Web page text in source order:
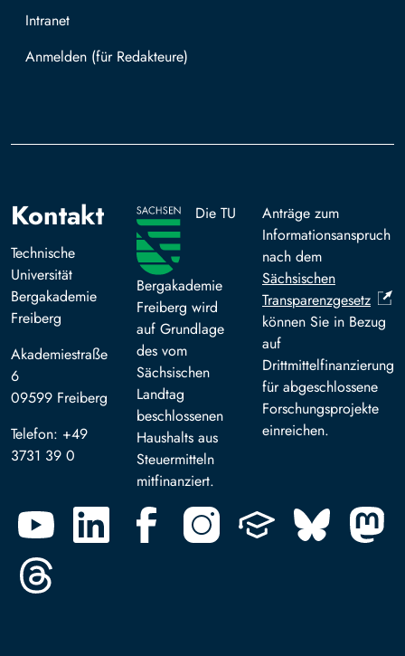
Intranet
Mit TUBAF Login anmelden
Kontakt
Technische
Universität
Bergakademie
Freiberg
Akademiestraße
6
09599 Freiberg
Telefon: +49
3731 39 0
Die TU
Bergakademie
Freiberg wird
auf Grundlage
des vom
Sächsischen
Landtag
beschlossenen
Haushalts aus
Steuermitteln
mitfinanziert.
Anträge zum
Informationsanspruch
nach dem
Sächsischen
Transparenzgesetz
können Sie in Bezug
auf
Drittmittelfinanzierung
für abgeschlossene
Forschungsprojekte
einreichen.